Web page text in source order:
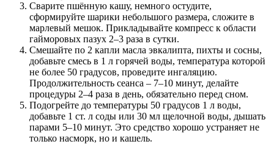
Сварите пшённую кашу, немного остудите,
сформируйте шарики небольшого размера, сложите в
марлевый мешок. Прикладывайте компресс к области
гайморовых пазух 2–3 раза в сутки.
Смешайте по 2 капли масла эвкалипта, пихты и сосны,
добавьте смесь в 1 л горячей воды, температура которой
не более 50 градусов, проведите ингаляцию.
Продолжительность сеанса – 7–10 минут, делайте
процедуры 2–4 раза в день, обязательно перед сном.
Подогрейте до температуры 50 градусов 1 л воды,
добавьте 1 ст. л соды или 30 мл щелочной воды, дышать
парами 5–10 минут. Это средство хорошо устраняет не
только насморк, но и кашель.